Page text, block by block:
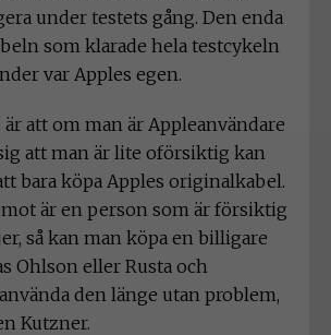
under testets gång. Den enda
som klarade hela testcykeln
var Apples egen.
att om man är Appleanvändare
att man är lite oförsiktig kan
bara köpa Apples originalkabel.
är en person som är försiktig
så kan man köpa en billigare
Ohlson eller Rusta och
den länge utan problem,
Kutzner.